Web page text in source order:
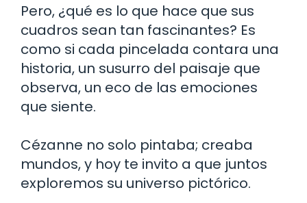
Pero, ¿qué es lo que hace que sus
cuadros sean tan fascinantes? Es
como si cada pincelada contara una
historia, un susurro del paisaje que
observa, un eco de las emociones
que siente.
Cézanne no solo pintaba; creaba
mundos, y hoy te invito a que juntos
exploremos su universo pictórico.